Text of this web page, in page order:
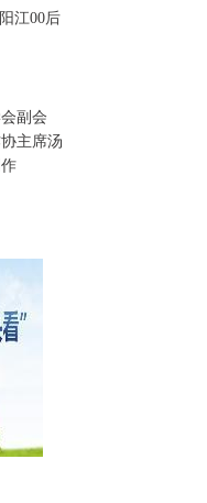
江00后
副会
主席汤